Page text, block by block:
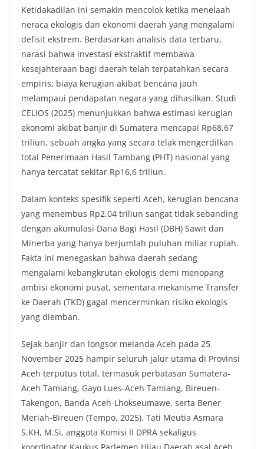
Ketidakadilan ini semakin mencolok ketika menelaah
neraca ekologis dan ekonomi daerah yang mengalami
defisit ekstrem. Berdasarkan analisis data terbaru,
narasi bahwa investasi ekstraktif membawa
kesejahteraan bagi daerah telah terpatahkan secara
empiris; biaya kerugian akibat bencana jauh
melampaui pendapatan negara yang dihasilkan. Studi
CELIOS (2025) menunjukkan bahwa estimasi kerugian
ekonomi akibat banjir di Sumatera mencapai Rp68,67
triliun, sebuah angka yang secara telak mengerdilkan
total Penerimaan Hasil Tambang (PHT) nasional yang
hanya tercatat sekitar Rp16,6 triliun.
Dalam konteks spesifik seperti Aceh, kerugian bencana
yang menembus Rp2,04 triliun sangat tidak sebanding
dengan akumulasi Dana Bagi Hasil (DBH) Sawit dan
Minerba yang hanya berjumlah puluhan miliar rupiah.
Fakta ini menegaskan bahwa daerah sedang
mengalami kebangkrutan ekologis demi menopang
ambisi ekonomi pusat, sementara mekanisme Transfer
ke Daerah (TKD) gagal mencerminkan risiko ekologis
yang diemban.
Sejak banjir dan longsor melanda Aceh pada 25
November 2025 hampir seluruh jalur utama di Provinsi
Aceh terputus total, termasuk perbatasan Sumatera-
Aceh Tamiang, Gayo Lues-Aceh Tamiang, Bireuen-
Takengon, Banda Aceh-Lhokseumawe, serta Bener
Meriah-Bireuen (Tempo, 2025). Tati Meutia Asmara
S.KH, M.Si, anggota Komisi II DPRA sekaligus